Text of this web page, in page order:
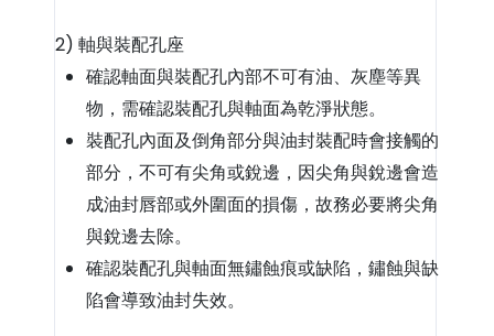
2) 軸與裝配孔座
確認軸面與裝配孔內部不可有油、灰塵等異
物，需確認裝配孔與軸面為乾淨狀態。
裝配孔內面及倒角部分與油封裝配時會接觸的
部分，不可有尖角或銳邊，因尖角與銳邊會造
成油封唇部或外圍面的損傷，故務必要將尖角
與銳邊去除。
確認裝配孔與軸面無鏽蝕痕或缺陷，鏽蝕與缺
陷會導致油封失效。